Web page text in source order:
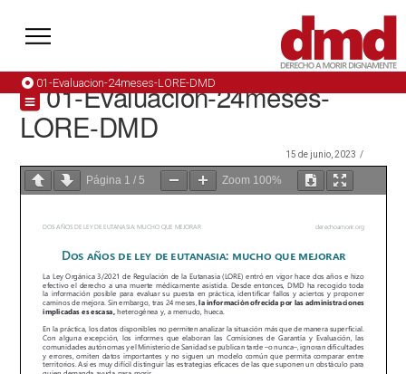
01-Evaluacion-24meses-LORE-DMD
01-Evaluacion-24meses-
LORE-DMD
15 de junio, 2023
Página 1 /5 Zoom 100%